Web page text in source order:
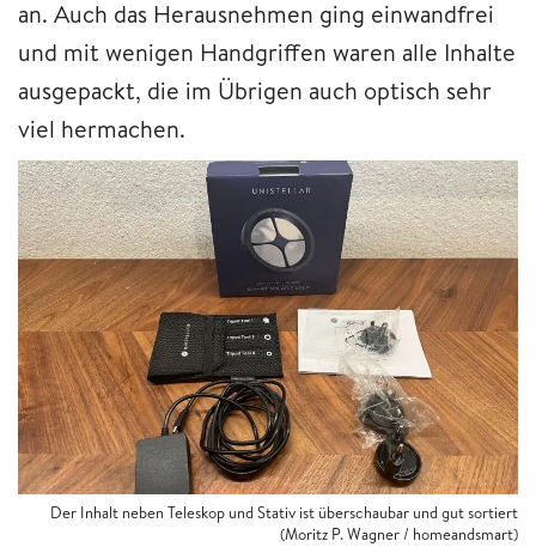
an. Auch das Herausnehmen ging einwandfrei
und mit wenigen Handgriffen waren alle Inhalte
ausgepackt, die im Übrigen auch optisch sehr
viel hermachen.
Der Inhalt neben Teleskop und Stativ ist überschaubar und gut sortiert
(Moritz P. Wagner / homeandsmart)